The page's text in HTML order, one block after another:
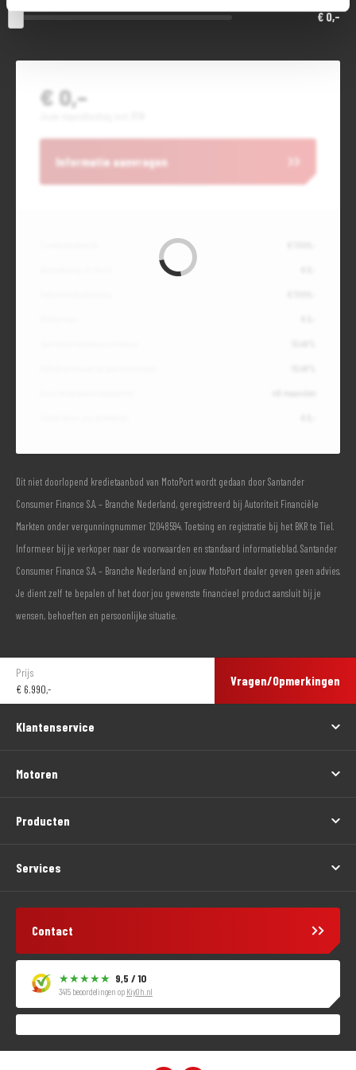
€ 0,-
€ 0,-
Informatie aanvragen
Dit niet doorlopend kredietaanbod van MotoPort wordt gedaan door Santander
Consumer Finance S.A. – Branche Nederland, geregistreerd bij Autoriteit Financiële
Markten onder vergunningnummer 12048594. Toetsing en registratie bij het BKR te Tiel.
Informeer bij je verkoper naar de voorwaarden en standaard informatieblad. Santander
Consumer Finance S.A. – Branche Nederland en jouw MotoPort dealer geven geen advies.
Je dient zelf te bepalen of het door jou gewenste financieel product aansluit bij je
wensen, behoeften en persoonlijke situatie.
Prijs
€ 6.990,-
Vragen/Opmerkingen
Klantenservice
Motoren
Producten
Services
Contact
9,5 / 10
3415 beoordelingen op KiyOh.nl